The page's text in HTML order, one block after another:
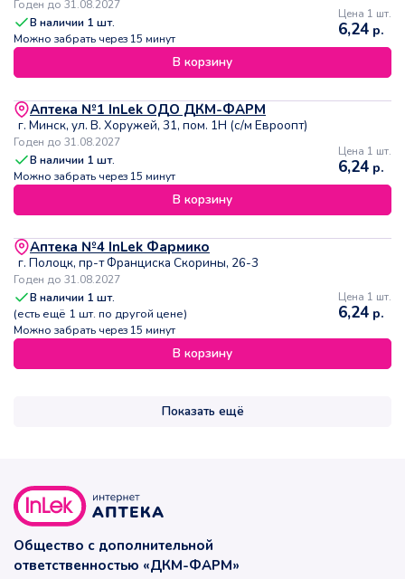
Годен до 31.08.2027
В наличии 1 шт.
Можно забрать через 15 минут
Цена 1 шт.
6,24 р.
В корзину
Аптека №1 InLek ОДО ДКМ-ФАРМ
г. Минск, ул. В. Хоружей, 31, пом. 1Н (с/м Евроопт)
Годен до 31.08.2027
В наличии 1 шт.
Можно забрать через 15 минут
Цена 1 шт.
6,24 р.
В корзину
Аптека №4 InLek Фармико
г. Полоцк, пр-т Франциска Скорины, 26-3
Годен до 31.08.2027
В наличии 1 шт.
(есть ещё 1 шт. по другой цене)
Можно забрать через 15 минут
Цена 1 шт.
6,24 р.
В корзину
Показать ещё
Общество с дополнительной
ответственностью «ДКМ-ФАРМ»